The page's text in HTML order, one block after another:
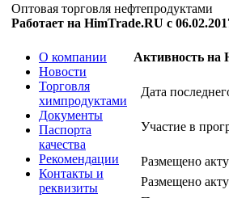
Оптовая торговля нефтепродуктами
Работает на HimTrade.RU с
О компании
Новости
Торговля
химпродуктами
Документы
Паспорта
качества
Рекомендации
Контакты и
реквизиты
Активность на
Дата
Участие в
Размещено
Размещено